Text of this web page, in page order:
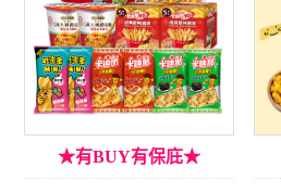
★有BUY有保庇★